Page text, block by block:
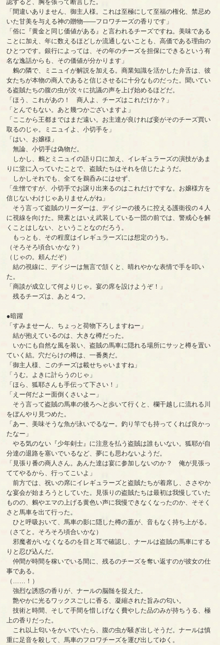
認すると、胸を張って断言した。
「間違いありません、御主人様。これは至極にして至福の権化、禁忌め
いた甘美を与える神の贈物――フロワチーズの香りです」
「俗に『黄金と同じ価値がある』と言われるチーズですね。美味である
ことに加え、年に数えるほどしか流通しないことも、高価である理由の
ひとつです。銀行によっては、その年のチーズを担保にできるという有
名な逸話からも、その価値が分かります」
鶫の隣で、ミニュイが解説を加える。商業知識を活かした弁舌は、彼
女たちが本物の商人であると信じさせるに十分なものだった。聞いてい
る盗賊たちの腹の虫が次々に抗議の声を上げ始めるほどだ。
「ほう、これがあの！ 商人よ、チーズはこれだけか？」
「とんでもない。あと幾つかございますよ」
「ここから王都まではまだ遠い。お主達が良ければ妾がそのチーズ買い
取るのじゃ。ミニュイよ、小切手を」
「はい、お嬢様」
無論、小切手は偽物だ。
しかし、鶫とミニュイの語り口に加え、イレギュラーズの演技があま
りに堂に入っていたことで、盗賊たちはそれを信じたようだ。
しかしそれでも、全てを鵜呑みにはせず、
「生憎ですが、小切手でお譲り出来るのはこれだけですな。お嬢様方を
信じないわけじゃありませんがね」
そう言って盗賊のリーダーは、デイジーの後ろに控える護衛役の４人
に視線を向けた。簡素とはいえ武装している一団の前では、警戒心を解
くことはしない、ということなのだろう。
もっとも、その程度はイレギュラーズには想定のうち。
（そろそろ頃合いかな？）
（じゃの。頼んだぞ）
結の視線に、デイジーは無言で頷くと、晴れやかな表情で手を叩い
た。
「商談が成立して何よりじゃ。宴の席を設けようぞ！」
残るチーズは、あと４つ。
●暗躍
「すみませーん、ちょっと荷物下ろしますねー」
結が抱えているのは、大きな樽だった。
いかにも自然な風を装い、盗賊の馬車に隠れる場所にサッと樽を置い
ていく結。穴だらけの樽は、一番奥だ。
「御主人様、このチーズは載せちゃいますね」
「うむ。よきに計らうのじゃ」
「ほら、狐耶さんも手伝って下さい！」
「えー何だよー面倒くさいよー」
そう言って盗賊の馬車の後ろへと歩いて行くと、欄干越しに流れる川
をぼんやり見つめた。
「あー、美味そうな魚が泳いでるなー。釣り竿でも持ってくれば良かっ
たなー」
やる気のない『少年剣士』に注意を払う盗賊は誰もいない。狐耶が自
分達の退路を塞いでいるなど、夢にも思わないようだ。
「見張り番の商人さん。あんた達は宴に参加しないのか？ 俺が見張っ
ててやるから、行ってこいよ」
前方では、祝いの席にイレギュラーズと盗賊たちが着席し、ささやか
な宴会が始まろうとしていた。見張りの盗賊たちは最初は我慢していた
ものの、鶫やエマの上げる黄色い声に我慢できなくなったのか、そそく
さと馬車を出て行った。
ひと呼吸おいて、馬車の影に隠した樽の蓋が、音もなく持ち上がる。
（さてと。そろそろ頃合いかな）
邪魔者がいなくなるのを目と耳で確認し、ナールは盗賊の馬車にする
りと忍び込んだ。
仲間が時間を稼いでいる間に、残るのチーズを奪い返すのが彼女の仕
事である。
（……！）
強烈な誘惑の香りが、ナールの脳髄を捉えた。
艶やかに光るワックスごしに香る、凝縮された旨みの匂い。
技術と時間、そして手間を惜しげなく費やした品のみが持ちうる、極
上の香りだった。
これ以上匂いをかいでいたら、腹の虫が騒ぎ出しそうだ。ナールは慎
重に足音を殺して、馬車のフロワチーズを運び出してゆく。